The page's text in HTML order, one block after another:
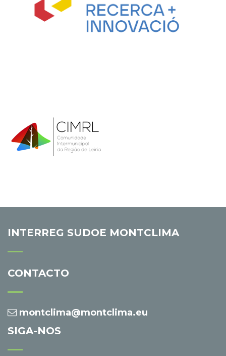
INTERREG SUDOE MONTCLIMA
CONTACTO
montclima@montclima.eu
SIGA-NOS